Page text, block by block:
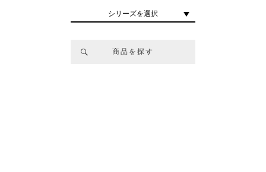
シリーズを選択
商品を探す